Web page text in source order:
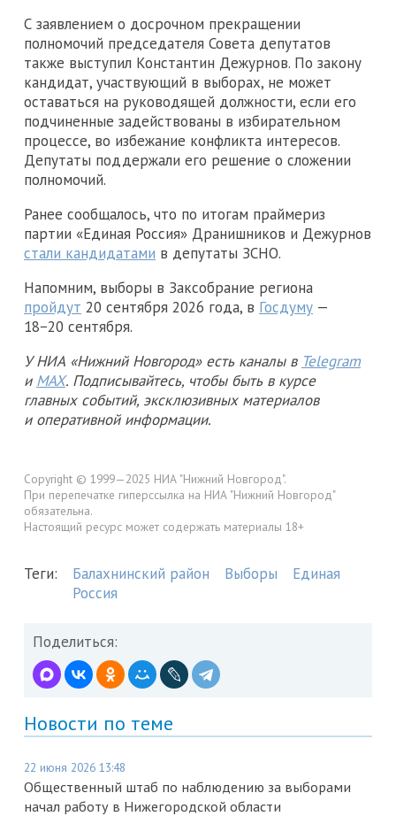
С заявлением о досрочном прекращении
полномочий председателя Совета депутатов
также выступил Константин Дежурнов. По закону
кандидат, участвующий в выборах, не может
оставаться на руководящей должности, если его
подчиненные задействованы в избирательном
процессе, во избежание конфликта интересов.
Депутаты поддержали его решение о сложении
полномочий.
Ранее сообщалось, что по итогам праймериз
партии «Единая Россия» Дранишников и Дежурнов
стали кандидатами в депутаты ЗСНО.
Напомним, выборы в Заксобрание региона
пройдут 20 сентября 2026 года, в Госдуму —
18−20 сентября.
У НИА «Нижний Новгород» есть каналы в Telegram
и MAX. Подписывайтесь, чтобы быть в курсе
главных событий, эксклюзивных материалов
и оперативной информации.
Copyright © 1999—2025 НИА "Нижний Новгород".
При перепечатке гиперссылка на НИА "Нижний Новгород"
обязательна.
Настоящий ресурс может содержать материалы 18+
Теги: Балахнинский район Выборы
Единая
Россия
Поделиться:
Новости по теме
22 июня 2026 13:48
Общественный штаб по наблюдению за выборами
начал работу в Нижегородской области